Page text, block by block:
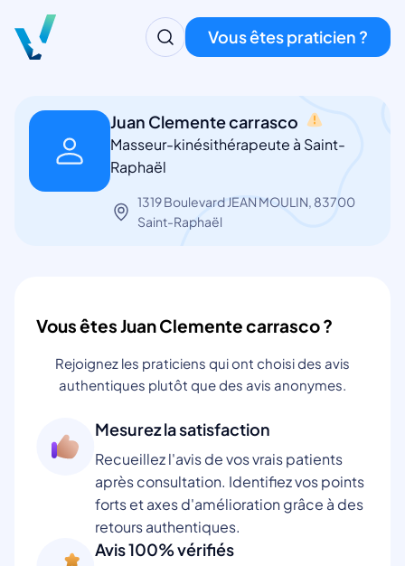
Vous êtes praticien ?
Juan Clemente carrasco
Masseur-kinésithérapeute à Saint-
Raphaël
1319 Boulevard JEAN MOULIN, 83700
Saint-Raphaël
Vous êtes Juan Clemente carrasco ?
Rejoignez les praticiens qui ont choisi des avis
authentiques plutôt que des avis anonymes.
Mesurez la satisfaction
Recueillez l'avis de vos vrais patients
après consultation. Identifiez vos points
forts et axes d'amélioration grâce à des
retours authentiques.
Avis 100% vérifiés